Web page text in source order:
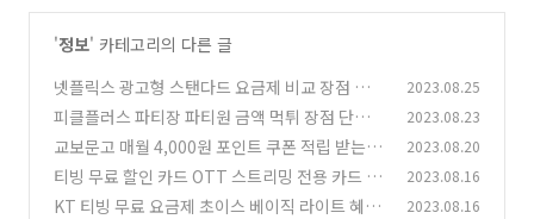
'정보' 카테고리의 다른 글
넷플릭스 광고형 스탠다드 요금제 비교 장점 단점
5500원 FHD 동시 2명 접속 가장 저렴하게 시청
하기
(0)
2023.08.25
피클플러스 파티장 파티원 금액 먹튀 장점 단점 O
TT 계정 공유 서비스 2분 만에 알아보기
(0)
2023.08.23
교보문고 매월 4,000원 포인트 쿠폰 적립 받는 방
법 라이프 플래닛 20만보
(1)
2023.08.20
티빙 무료 할인 카드 OTT 스트리밍 전용 카드 넷
플릭스 디즈니+ Youtube Premium 웨이브
(0)
2023.08.16
KT 티빙 무료 요금제 초이스 베이직 라이트 혜택
2023.08.16